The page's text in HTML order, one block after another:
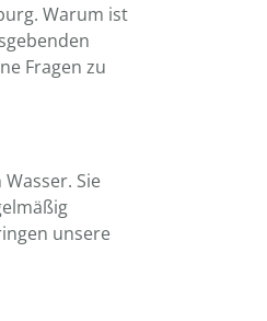
Warum ist
Fragen zu
Sie
unsere